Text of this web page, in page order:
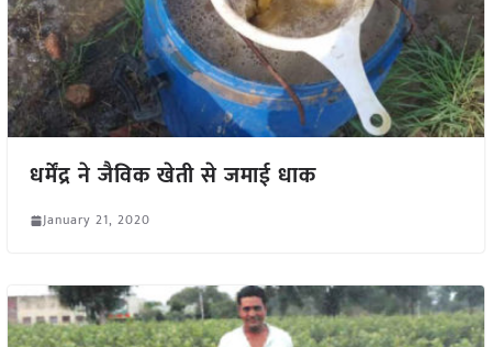
धर्मेंद्र ने जैविक खेती से जमाई धाक
January 21, 2020